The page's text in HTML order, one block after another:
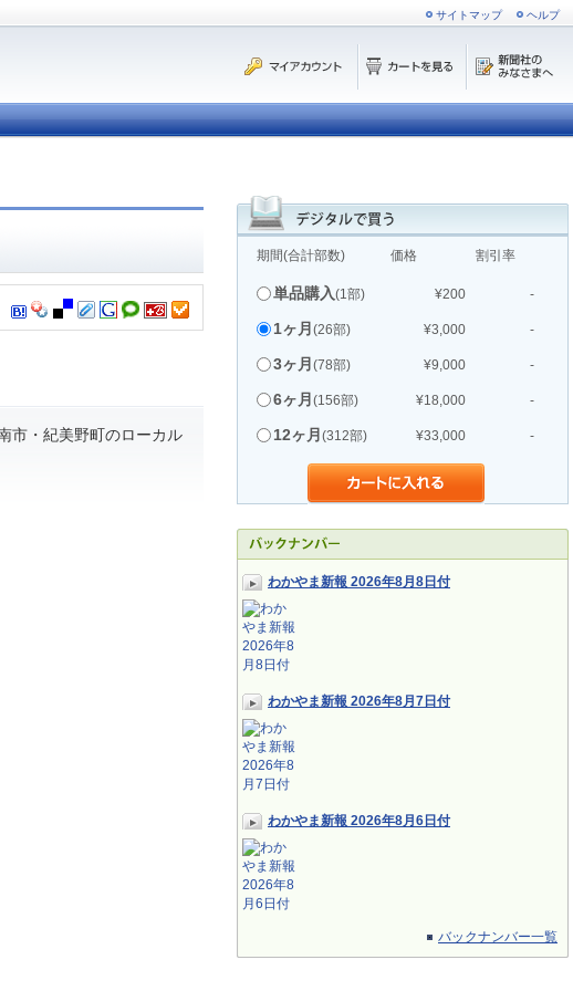
サイトマップ ヘルプ
期間(合計部数) 価格 割引率
単品購入(1部) ¥200 -
1ヶ月 (26部) ¥3,000 -
3ヶ月 (78部) ¥9,000 -
6ヶ月 (156部) ¥18,000 -
12ヶ月 (312部) ¥33,000 -
わかやま新報 2026年8月8日付
わかやま新報 2026年8月7日付
わかやま新報 2026年8月6日付
バックナンバー一覧
市・紀美野町のローカル